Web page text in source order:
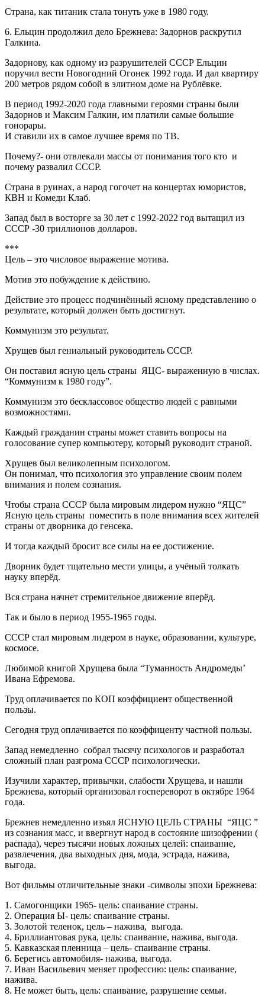
Страна, как титаник стала тонуть уже в 1980 году.
6. Ельцин продолжил дело Брежнева: Задорнов раскрутил
Галкина.
Задорнову, как одному из разрушителей СССР Ельцин
поручил вести Новогодний Огонек 1992 года. И дал квартиру
200 метров рядом собой в элитном доме на Рублёвке.
В период 1992-2020 года главными героями страны были
Задорнов и Максим Галкин, им платили самые большие
гонорары.
И ставили их в самое лучшее время по ТВ.
Почему?- они отвлекали массы от понимания того кто и
почему развалил СССР.
Страна в руинах, а народ гогочет на концертах юмористов,
КВН и Комеди Клаб.
Запад был в восторге за 30 лет с 1992-2022 год вытащил из
СССР -30 триллионов долларов.
***
Цель – это числовое выражение мотива.
Мотив это побуждение к действию.
Действие это процесс подчинённый ясному представлению о
результате, который должен быть достигнут.
Коммунизм это результат.
Хрущев был гениальный руководитель СССР.
Он поставил ясную цель страны ЯЦС- выраженную в числах.
“Коммунизм к 1980 году”.
Коммунизм это бесклассовое общество людей с равными
возможностями.
Каждый гражданин страны может ставить вопросы на
голосование супер компьютеру, который руководит страной.
Хрущев был великолепным психологом.
Он понимал, что психология это управление своим полем
внимания и полем сознания.
Чтобы страна СССР была мировым лидером нужно “ЯЦС”
Ясную цель страны поместить в поле внимания всех жителей
страны от дворника до генсека.
И тогда каждый бросит все силы на ее достижение.
Дворник будет тщательно мести улицы, а учёный толкать
науку вперёд.
Вся страна начнет стремительное движение вперёд.
Так и было в период 1955-1965 годы.
СССР стал мировым лидером в науке, образовании, культуре,
космосе.
Любимой книгой Хрущева была “Туманность Андромеды’
Ивана Ефремова.
Труд оплачивается по КОП коэффициент общественной
пользы.
Сегодня труд оплачивается по коэффиценту частной пользы.
Запад немедленно собрал тысячу психологов и разработал
сложный план разгрома СССР психологически.
Изучили характер, привычки, слабости Хрущева, и нашли
Брежнева, который организовал госпереворот в октябре 1964
года.
Брежнев немедленно изъял ЯСНУЮ ЦЕЛЬ СТРАНЫ “ЯЦС ”
из сознания масс, и ввергнут народ в состояние шизофрении (
распада), через тысячи новых ложных целей: спаивание,
развлечения, два выходных дня, мода, эстрада, нажива,
выгода.
Вот фильмы отличительные знаки -символы эпохи Брежнева:
1. Самогонщики 1965- цель: спаивание страны.
2. Операция Ы- цель: спаивание страны.
3. Золотой теленок, цель – нажива, выгода.
4. Бриллиантовая рука, цель: спаивание, нажива, выгода.
5. Кавказская пленница – цель- спаивание страны.
6. Берегись автомобиля- нажива, выгода.
7. Иван Васильевич меняет профессию: цель: спаивание,
нажива.
8. Не может быть, цель: спаивание, разрушение семьи.